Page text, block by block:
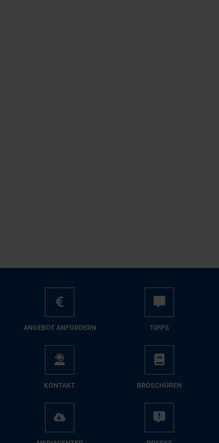
AN­GE­BOT AN­FOR­DERN TIPPS
KON­TAKT BRO­SCHÜ­REN